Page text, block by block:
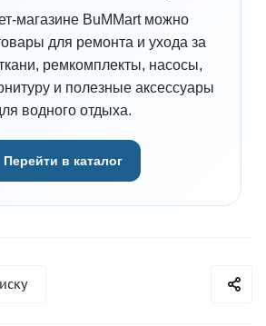
магазине BuMMart можно
для ремонта и ухода за
ремкомплекты, насосы,
и полезные аксессуары
водного отдыха.
Перейти в каталог